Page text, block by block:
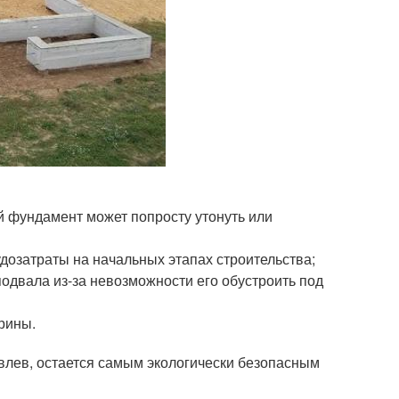
фундамент может попросту утонуть или
на начальных этапах строительства;
из-за невозможности его обустроить под
остается самым экологически безопасным